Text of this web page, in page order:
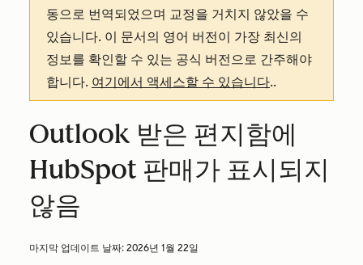
동으로 번역되었으며 교정을 거치지 않았을 수
있습니다. 이 문서의 영어 버전이 가장 최신의
정보를 확인할 수 있는 공식 버전으로 간주해야
합니다. 여기에서 액세스할 수 있습니다..
Outlook 받은 편지함에
HubSpot 판매가 표시되지
않음
마지막 업데이트 날짜: 2026년 1월 22일